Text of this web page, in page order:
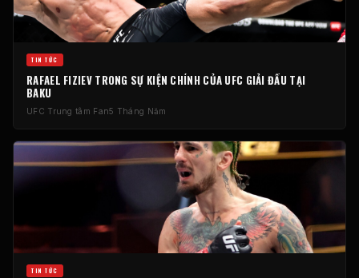
TIN TỨC
RAFAEL FIZIEV TRONG SỰ KIỆN CHÍNH CỦA UFC GIẢI ĐẤU TẠI
BAKU
UFC Trung tâm Fan5 Tháng Năm
TIN TỨC